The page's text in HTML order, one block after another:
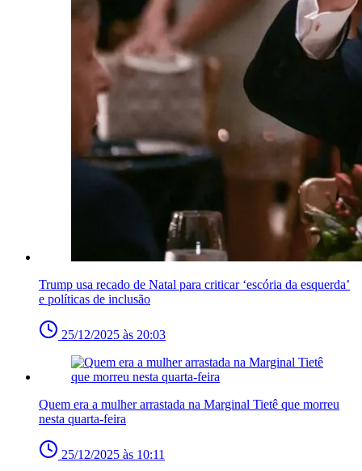
Trump usa recado de Natal para criticar ‘escória da esquerda’
e políticas de inclusão
25/12/2025 às 20:03
Quem era a mulher arrastada na Marginal Tietê que morreu
nesta quarta-feira
25/12/2025 às 10:11